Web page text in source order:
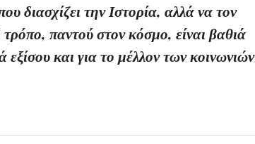
διασχίζει την Ιστορία, αλλά να τον
παντού στον κόσμο, είναι βαθιά
και για το μέλλον των κοινωνιών